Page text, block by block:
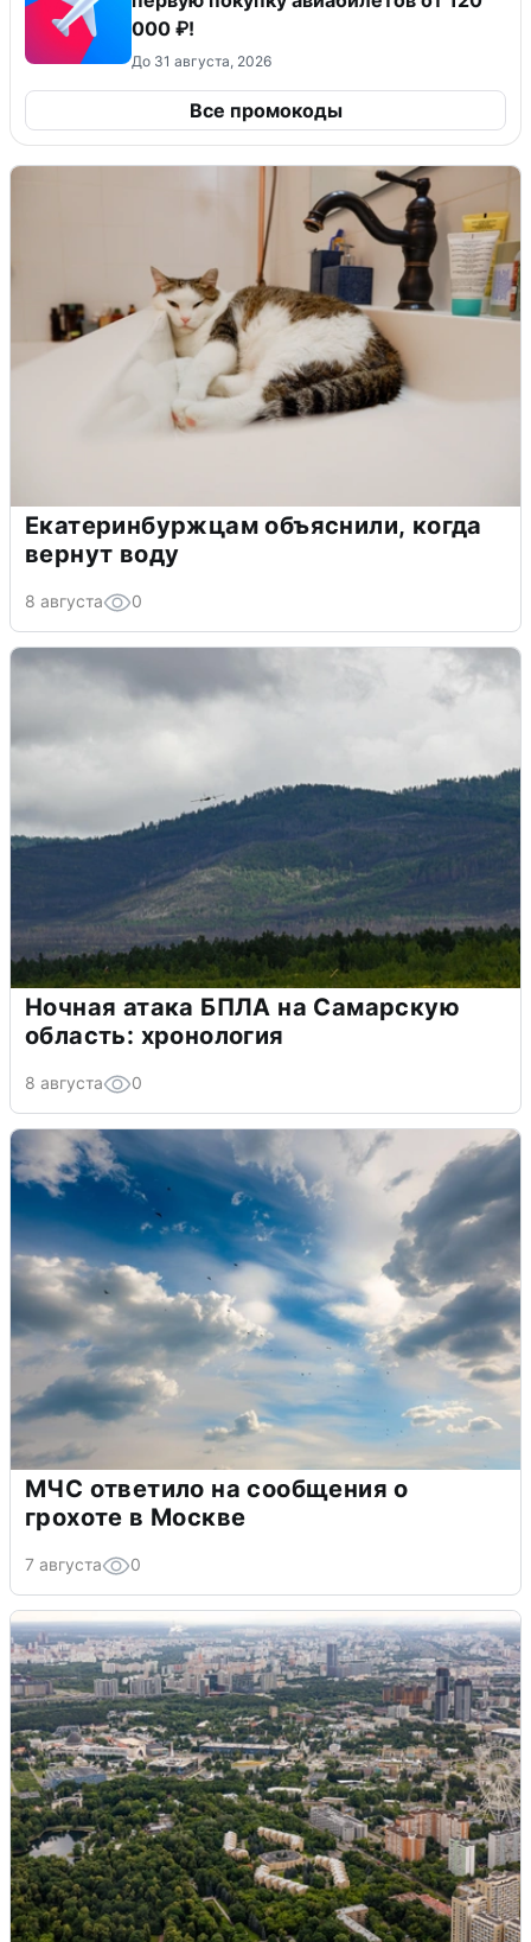
000 ₽!
До 31 августа, 2026
Все промокоды
Екатеринбуржцам объяснили, когда
вернут воду
8 августа 0
Ночная атака БПЛА на Самарскую
область: хронология
8 августа 0
МЧС ответило на сообщения о
грохоте в Москве
7 августа 0